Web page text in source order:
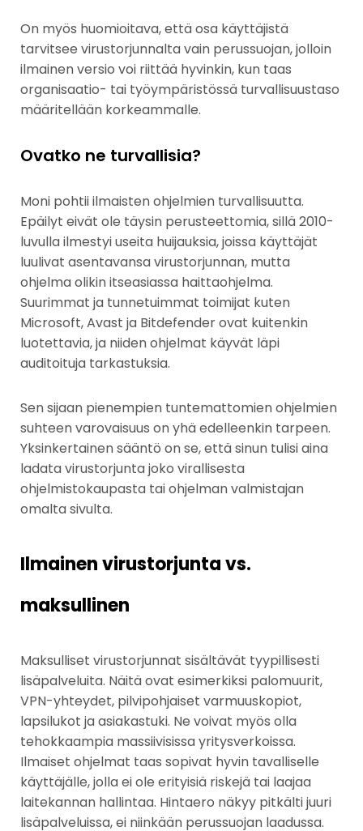
On myös huomioitava, että osa käyttäjistä
tarvitsee virustorjunnalta vain perussuojan, jolloin
ilmainen versio voi riittää hyvinkin, kun taas
organisaatio- tai työympäristössä turvallisuustaso
määritellään korkeammalle.
Ovatko ne turvallisia?
Moni pohtii ilmaisten ohjelmien turvallisuutta.
Epäilyt eivät ole täysin perusteettomia, sillä 2010-
luvulla ilmestyi useita huijauksia, joissa käyttäjät
luulivat asentavansa virustorjunnan, mutta
ohjelma olikin itseasiassa haittaohjelma.
Suurimmat ja tunnetuimmat toimijat kuten
Microsoft, Avast ja Bitdefender ovat kuitenkin
luotettavia, ja niiden ohjelmat käyvät läpi
auditoituja tarkastuksia.
Sen sijaan pienempien tuntemattomien ohjelmien
suhteen varovaisuus on yhä edelleenkin tarpeen.
Yksinkertainen sääntö on se, että sinun tulisi aina
ladata virustorjunta joko virallisesta
ohjelmistokaupasta tai ohjelman valmistajan
omalta sivulta.
Ilmainen virustorjunta vs.
maksullinen
Maksulliset virustorjunnat sisältävät tyypillisesti
lisäpalveluita. Näitä ovat esimerkiksi palomuurit,
VPN-yhteydet, pilvipohjaiset varmuuskopiot,
lapsilukot ja asiakastuki. Ne voivat myös olla
tehokkaampia massiivisissa yritysverkoissa.
Ilmaiset ohjelmat taas sopivat hyvin tavalliselle
käyttäjälle, jolla ei ole erityisiä riskejä tai laajaa
laitekannan hallintaa. Hintaero näkyy pitkälti juuri
lisäpalveluissa, ei niinkään perussuojan laadussa.